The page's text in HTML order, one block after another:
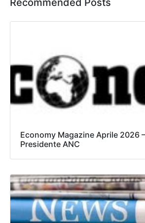
Recommended Posts
Economy Magazine Aprile 2026
Presidente ANC